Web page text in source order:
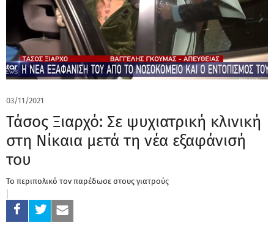
03/11/2021
Τάσος Ξιαρχό: Σε ψυχιατρική κλινική
στη Νίκαια μετά τη νέα εξαφάνισή
του
Το περιπολικό τον παρέδωσε στους γιατρούς